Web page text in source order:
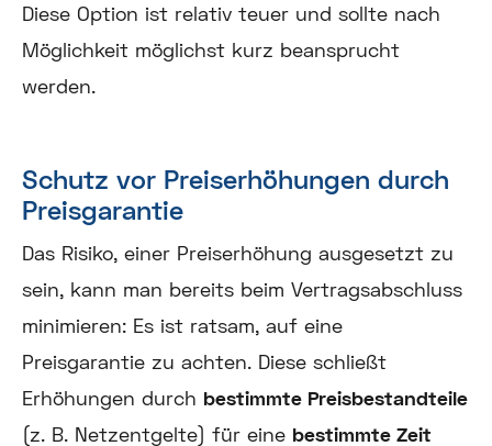
Diese Option ist relativ teuer und sollte nach
Möglichkeit möglichst kurz beansprucht
werden.
Schutz vor Preiserhöhungen durch
Preisgarantie
Das Risiko, einer Preiserhöhung ausgesetzt zu
sein, kann man bereits beim Vertragsabschluss
minimieren: Es ist ratsam, auf eine
Preisgarantie zu achten. Diese schließt
Erhöhungen durch bestimmte Preisbestandteile
(z. B. Netzentgelte) für eine bestimmte Zeit